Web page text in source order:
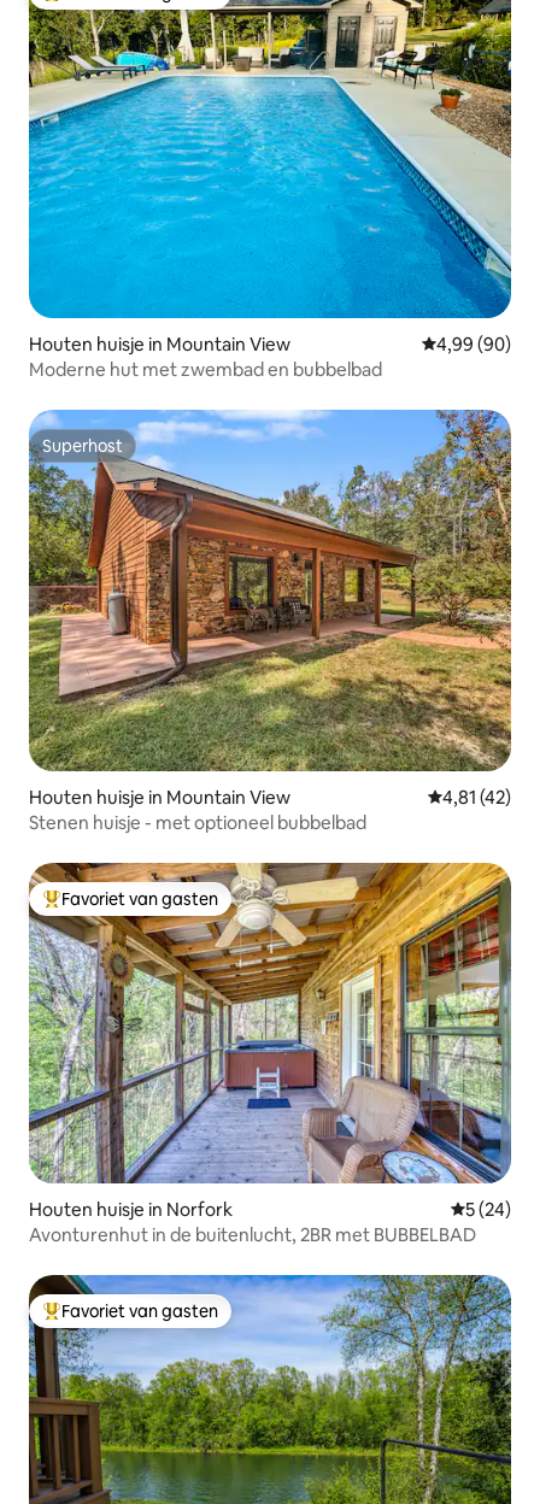
Houten huisje in Mountain View Gemiddelde
4,99 (90)
Moderne hut met zwembad en bubbelbad
Superhost
Superhost
Houten huisje in Mountain View Gemiddelde
4,81 (42)
Stenen huisje - met optioneel bubbelbad
Topfavoriet van gasten
Favoriet van gasten
Houten huisje in Norfork
5 (24)
Avonturenhut in de buitenlucht, 2BR met BUBBELBAD
Topfavoriet van gasten
Favoriet van gasten